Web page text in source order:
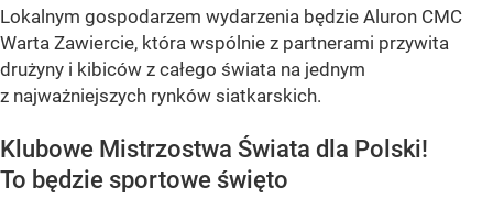
Lokalnym gospodarzem wydarzenia będzie Aluron CMC
Warta Zawiercie, która wspólnie z partnerami przywita
drużyny i kibiców z całego świata na jednym
z najważniejszych rynków siatkarskich.
Klubowe Mistrzostwa Świata dla Polski!
To będzie sportowe święto